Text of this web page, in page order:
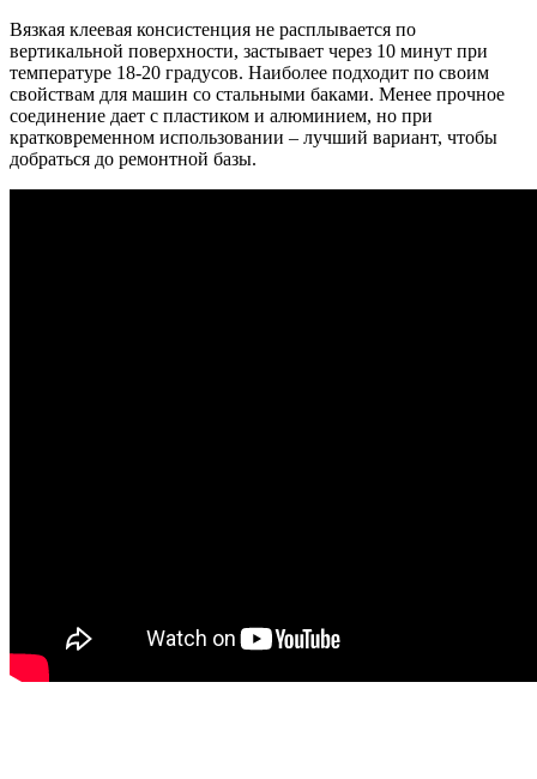
Вязкая клеевая консистенция не расплывается по
вертикальной поверхности, застывает через 10 минут при
температуре 18-20 градусов. Наиболее подходит по своим
свойствам для машин со стальными баками. Менее прочное
соединение дает с пластиком и алюминием, но при
кратковременном использовании – лучший вариант, чтобы
добраться до ремонтной базы.